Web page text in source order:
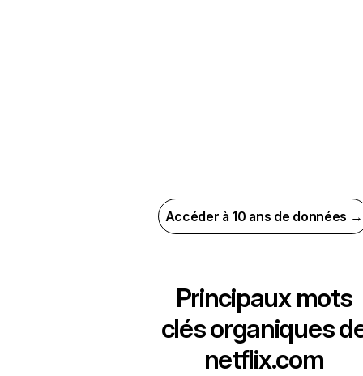
Accéder à 10 ans de données →
Principaux mots
clés organiques
netflix.com